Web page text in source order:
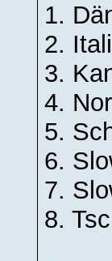
1.
2.
3.
4.
5.
6.
7.
8.